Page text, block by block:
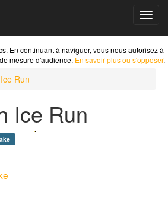
En continuant à naviguer, vous nous autorisez à
mesure d'audience. En savoir plus ou s'opposer.
Run
Ice Run